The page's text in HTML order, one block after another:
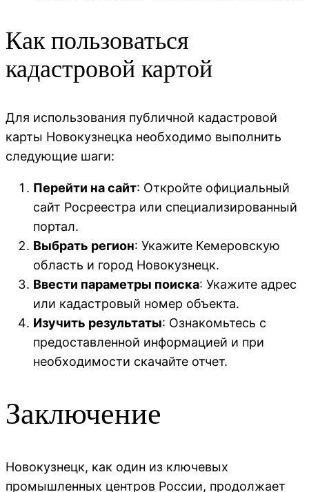
Как пользоваться
кадастровой картой
Для использования публичной кадастровой
карты Новокузнецка необходимо выполнить
следующие шаги:
Перейти на сайт: Откройте официальный
сайт Росреестра или специализированный
портал.
Выбрать регион: Укажите Кемеровскую
область и город Новокузнецк.
Ввести параметры поиска: Укажите адрес
или кадастровый номер объекта.
Изучить результаты: Ознакомьтесь с
предоставленной информацией и при
необходимости скачайте отчет.
Заключение
Новокузнецк, как один из ключевых
промышленных центров России, продолжает